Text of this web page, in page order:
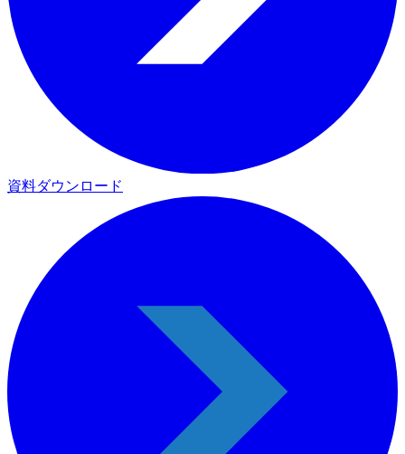
資料ダウンロード